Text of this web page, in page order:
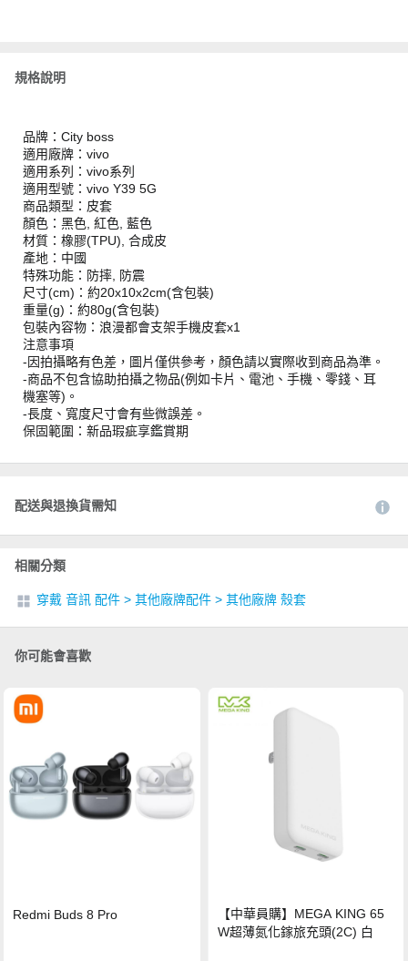
規格說明
品牌：City boss
適用廠牌：vivo
適用系列：vivo系列
適用型號：vivo Y39 5G
商品類型：皮套
顏色：黑色, 紅色, 藍色
材質：橡膠(TPU), 合成皮
產地：中國
特殊功能：防摔, 防震
尺寸(cm)：約20x10x2cm(含包裝)
重量(g)：約80g(含包裝)
包裝內容物：浪漫都會支架手機皮套x1
注意事項
-因拍攝略有色差，圖片僅供參考，顏色請以實際收到商品為準。
-商品不包含協助拍攝之物品(例如卡片、電池、手機、零錢、耳
機塞等)。
-長度、寬度尺寸會有些微誤差。
保固範圍：新品瑕疵享鑑賞期
配送與退換貨需知
相關分類
穿戴 音訊 配件 > 其他廠牌配件 > 其他廠牌 殼套
你可能會喜歡
Redmi Buds 8 Pro
【中華員購】MEGA KING 65
W超薄氮化鎵旅充頭(2C) 白